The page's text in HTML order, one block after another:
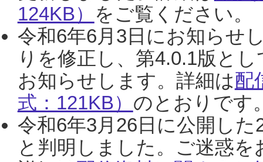
124KB） をご覧ください。
令和6年6月3日にお知らせ
りを修正し、第4.0.1版と
お知らせします。詳細は配
式：121KB） のとおりです
令和6年3月26日に公開し
と判明しました。ご迷惑